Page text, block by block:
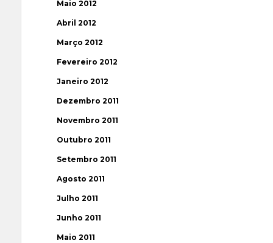
Maio 2012
Abril 2012
Março 2012
Fevereiro 2012
Janeiro 2012
Dezembro 2011
Novembro 2011
Outubro 2011
Setembro 2011
Agosto 2011
Julho 2011
Junho 2011
Maio 2011